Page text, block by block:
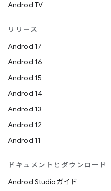
Android TV
リリース
Android 17
Android 16
Android 15
Android 14
Android 13
Android 12
Android 11
ドキュメントとダウンロード
Android Studio ガイド